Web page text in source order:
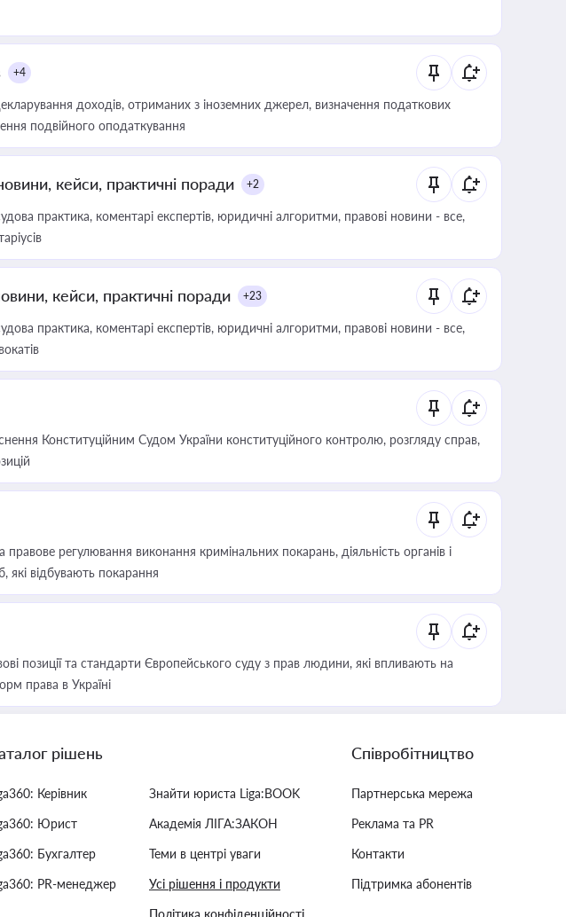
+4
доходів, отриманих з іноземних джерел, визначення податкових
подвійного оподаткування
кейси, практичні поради +2
практика, коментарі експертів, юридичні алгоритми, правові новини - все,
кейси, практичні поради +23
практика, коментарі експертів, юридичні алгоритми, правові новини - все,
Конституційним Судом України конституційного контролю, розгляду справ,
регулювання виконання кримінальних покарань, діяльність органів і
які відбувають покарання
позиції та стандарти Європейського суду з прав людини, які впливають на
права в Україні
рішень
Керівник
Юрист
Бухгалтер
PR-менеджер
Знайти юриста Liga:BOOK
Академія ЛІГА:ЗАКОН
Теми в центрі уваги
Усі рішення і продукти
Політика конфіденційності
Співробітництво
Партнерська мережа
Реклама та PR
Контакти
Підтримка абонентів